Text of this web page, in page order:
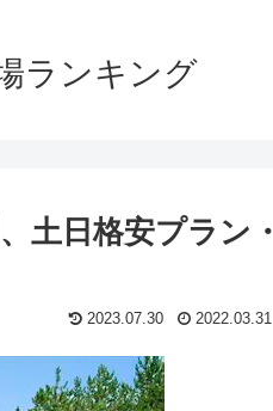
ランキング
土日格安プラン・
2023.07.30 2022.03.31